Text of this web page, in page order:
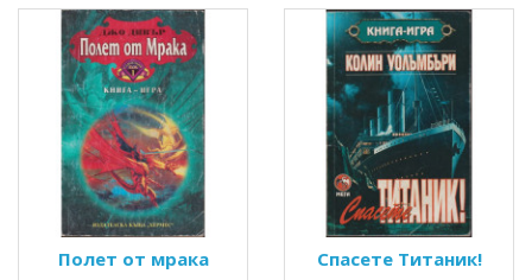
Полет от мрака Спасете Титаник!